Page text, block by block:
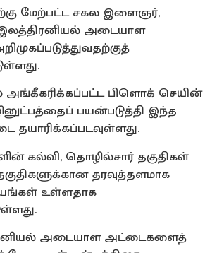
மேற்பட்ட சகல இளைஞர்,
இலத்திரனியல் அடையாள
அங்கீகரிக்கப்பட்ட பிளொக் செயின்
பயன்படுத்தி இந்த
கல்வி, தொழில்சார் தகுதிகள்
தரவுத்தளமாக
உள்ளதாக
அடையாள அட்டைகளைத்